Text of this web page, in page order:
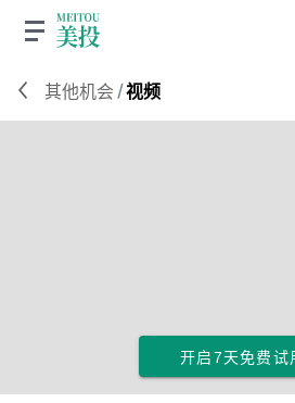
其他机会 /视频
开启7天免费试